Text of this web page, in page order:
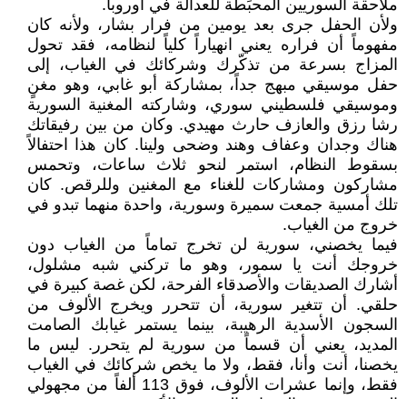
ملاحقة السوريين المحبَطة للعدالة في أوروبا.
ولأن الحفل جرى بعد يومين من فرار بشار، ولأنه كان
مفهوماً أن فراره يعني انهياراً كلياً لنظامه، فقد تحول
المزاج بسرعة من تذكّرك وشركائك في الغياب، إلى
حفل موسيقي مبهج جداً، بمشاركة أبو غابي، وهو مغنٍ
وموسيقي فلسطيني سوري، وشاركته المغنية السورية
رشا رزق والعازف حارث مهيدي. وكان من بين رفيقاتك
هناك وجدان وعفاف وهند وضحى ولينا. كان هذا احتفالاً
بسقوط النظام، استمر لنحو ثلاث ساعات، وتحمس
مشاركون ومشاركات للغناء مع المغنين وللرقص. كان
تلك أمسية جمعت سميرة وسورية، واحدة منهما تبدو في
خروج من الغياب.
فيما يخصني، سورية لن تخرج تماماً من الغياب دون
خروجك أنت يا سمور، وهو ما تركني شبه مشلول،
أشارك الصديقات والأصدقاء الفرحة، لكن غصة كبيرة في
حلقي. أن تتغير سورية، أن تتحرر ويخرج الألوف من
السجون الأسدية الرهيبة، بينما يستمر غيابك الصامت
المديد، يعني أن قسماً من سورية لم يتحرر. ليس ما
يخصنا، أنت وأنا، فقط، ولا ما يخص شركائك في الغياب
فقط، وإنما عشرات الألوف، فوق 113 ألفاً من مجهولي